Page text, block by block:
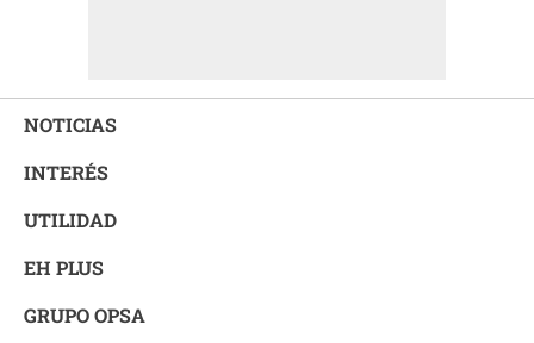
NOTICIAS
INTERÉS
UTILIDAD
EH PLUS
GRUPO OPSA